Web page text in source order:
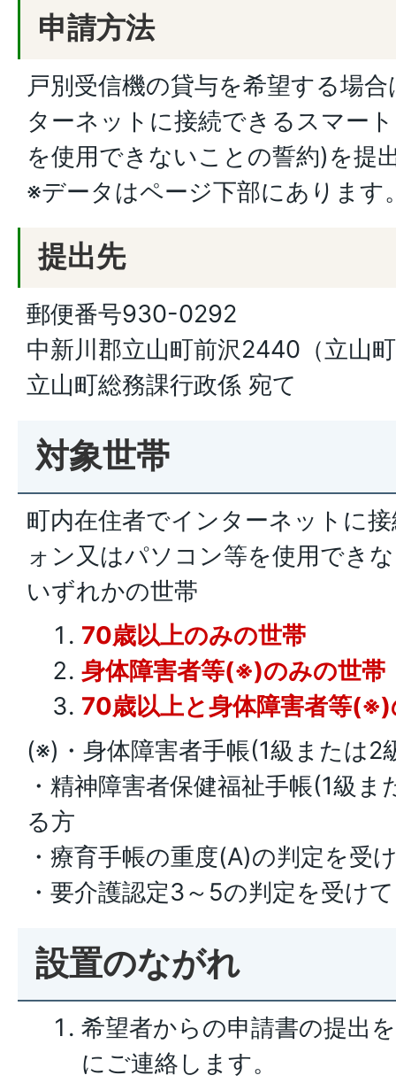
申請方法
戸別受信機の貸与を希望する場合
ターネットに接続できるスマー
を使用できないことの誓約)を提
※データはページ下部にあります
提出先
郵便番号930-0292
中新川郡立山町前沢2440（立山
立山町総務課行政係 宛て
対象世帯
町内在住者でインターネットに
ォン又はパソコン等を使用でき
いずれかの世帯
70歳以上のみの世帯
身体障害者等(※)のみの世帯
70歳以上と身体障害者等
(※)・身体障害者手帳(1級または2
・精神障害者保健福祉手帳(1級
る方
・療育手帳の重度(A)の判定を受
・要介護認定3～5の判定を受け
設置のながれ
希望者からの申請書の提出
にご連絡します。